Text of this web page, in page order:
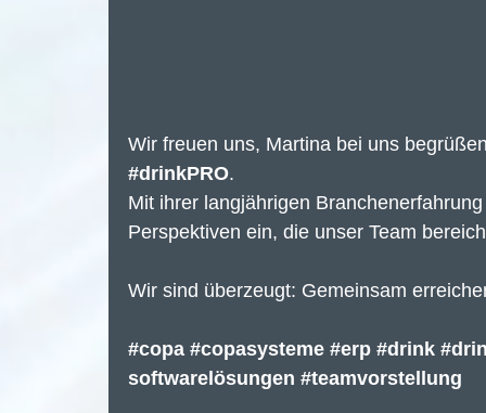
Wir freuen uns, Martina bei uns
#drinkPRO.
Mit ihrer langjährigen
Perspektiven ein, die unser Team
Wir sind überzeugt: Gemeinsam
#copa #copasysteme #erp #drink
softwarelösungen #teamvorstellung